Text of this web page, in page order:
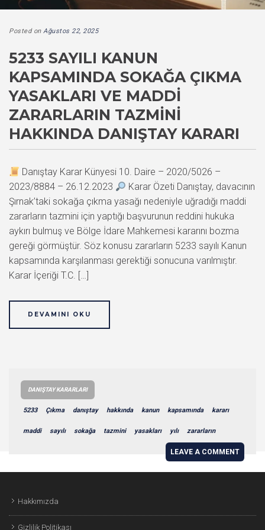
Posted on Ağustos 22, 2025
5233 SAYILI KANUN
KAPSAMINDA SOKAĞA ÇIKMA
YASAKLARI VE MADDI
ZARARLARIN TAZMINI
HAKKINDA DANIŞTAY KARARI
Danıştay Karar Künyesi 10. Daire – 2020/5026 –
2023/8884 – 26.12.2023
Karar Özeti Danıştay, davacının
Şırnak’taki sokağa çıkma yasağı nedeniyle uğradığı maddi
zararların tazmini için yaptığı başvurunun reddini hukuka
aykırı bulmuş ve Bölge İdare Mahkemesi kararını bozma
gereği görmüştür. Söz konusu zararların 5233 sayılı Kanun
kapsamında karşılanması gerektiği sonucuna varılmıştır.
Karar İçeriği T.C. […]
DEVAMINI OKU
DANIŞTAY KARARLARI
5233 Çıkma danıştay hakkında kanun kapsamında kararı
maddi sayılı sokağa tazmini yasakları yılı zararların
LEAVE A COMMENT
Hakkımızda
Gizlilik Politikası